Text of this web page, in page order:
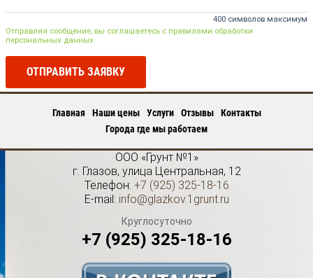
400 символов максимум
Отправляя сообщение, вы соглашаетесь с правилами обработки
персональных данных
ОТПРАВИТЬ ЗАЯВКУ
Главная Наши цены Услуги Отзывы
Контакты
Города где мы работаем
ООО «Грунт №1»
г. Глазов, улица Центральная, 12
Телефон: +7 (925) 325-18-16
E-mail: info@glazkov.1grunt.ru
Круглосуточно
+7 (925) 325-18-16